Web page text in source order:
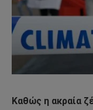
Καθώς η ακραία